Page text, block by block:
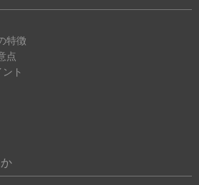
特徴
点
ト